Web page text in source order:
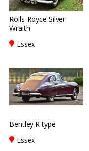
Rolls-Royce Silver
Wraith
Essex
Bentley R type
Essex